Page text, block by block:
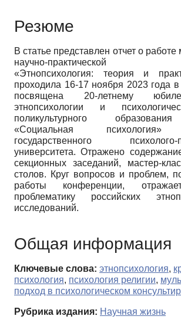
Резюме
В статье представлен отчет о
научно-практической
«Этнопсихология: теория и
проходила 16-17 ноября 2023 года
посвящена 20-летнему
этнопсихологии и
поликультурного
«Социальная психология»
государственного психолого-
университета. Отражено
секционных заседаний, мастер-
столов. Круг вопросов и проблем,
работы конференции,
проблематику российских
исследований.
Общая информация
Ключевые слова: этнопсихология,
психология, психология религии,
подход в психологическом
Рубрика издания: Научная жизнь